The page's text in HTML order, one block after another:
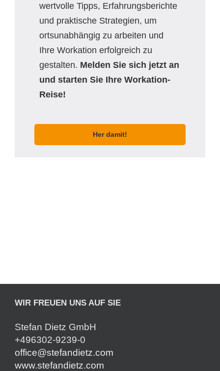
wertvolle Tipps, Erfahrungsberichte
und praktische Strategien, um
ortsunabhängig zu arbeiten und
Ihre Workation erfolgreich zu
gestalten. Melden Sie sich jetzt an
und starten Sie Ihre Workation-
Reise!
Her damit!
WIR FREUEN UNS AUF SIE
Stefan Dietz GmbH
+496302-9239-0
office@stefandietz.com
www.stefandietz.com